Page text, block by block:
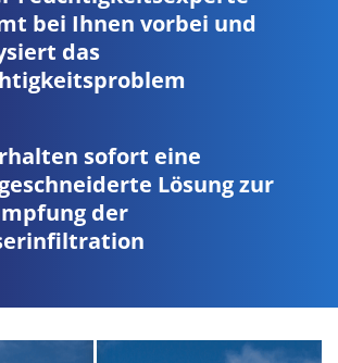
bei Ihnen vorbei und
das
sofort eine
Lösung zur
der